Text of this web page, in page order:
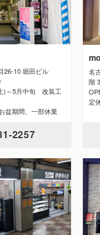
26-10 堀田ビル
)～5月中旬 改装工
盆期間、一部休業
2257
名
階
定